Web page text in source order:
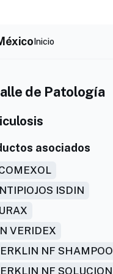
Inicio
de Patología
asociados
ISDIN
VERIDEX
NF SHAMPOO
NF SOLUCION